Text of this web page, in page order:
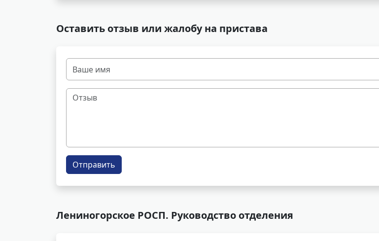
Оставить отзыв или жалобу на пристава
Отправить
Лениногорское РОСП. Руководство отделения